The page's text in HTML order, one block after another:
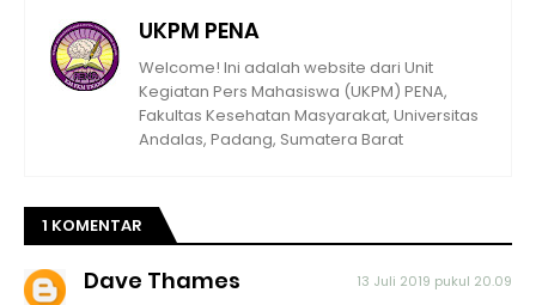
UKPM PENA
Welcome! Ini adalah website dari Unit
Kegiatan Pers Mahasiswa (UKPM) PENA,
Fakultas Kesehatan Masyarakat, Universitas
Andalas, Padang, Sumatera Barat
1 KOMENTAR
Dave Thames 13 Juli 2019 pukul 20.09